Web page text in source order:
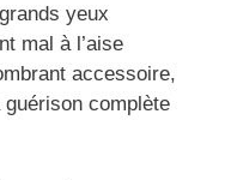
yeux
mal à l’aise
accessoire,
complète